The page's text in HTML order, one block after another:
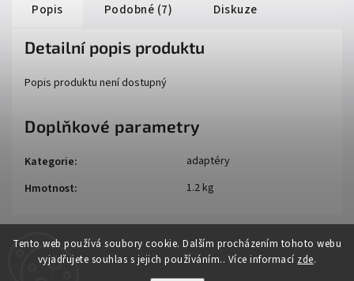
Tento web používá soubory cookie. Dalším procházením tohoto webu
vyjadřujete souhlas s jejich používáním.. Více informací zde.
Popis Podobné (7) Diskuze
Detailní popis produktu
Popis produktu není dostupný
Doplňkové parametry
Kategorie:
adaptéry
Hmotnost: 1.2 kg